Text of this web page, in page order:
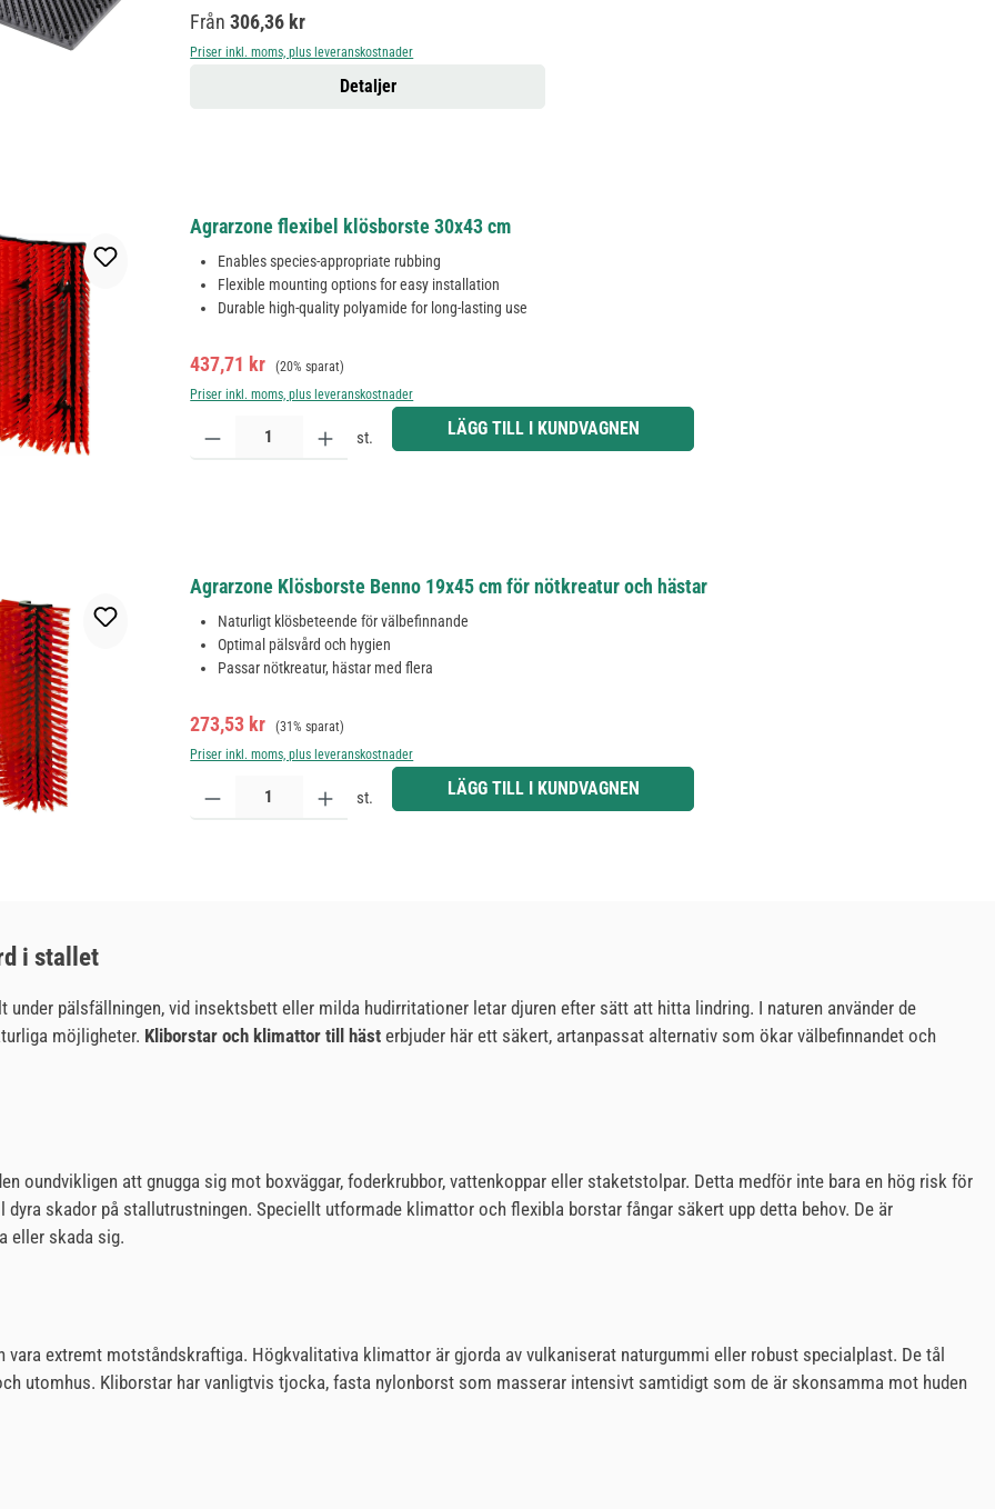
Ordinarie pris:
Från306,36 kr
Priser inkl. moms, plus leveranskostnader
Detaljer
Agrarzone flexibel klösborste 30x43 cm
Enables species-appropriate rubbing
Flexible mounting options for easy installation
Durable high-quality polyamide for long-lasting use
Försäljningspris:
437,71 kr Ordinarie pris:
(20% sparat)
Priser inkl. moms, plus leveranskostnader
Produktkvantitet: Ange önskat belopp eller använd knapparna för att öka eller minska kvantiteten.
st. LÄGG TILL I KUNDVAGNEN
Agrarzone Klösborste Benno 19x45 cm för nötkreatur och hästar
Naturligt klösbeteende för välbefinnande
Optimal pälsvård och hygien
Passar nötkreatur, hästar med flera
Försäljningspris:
273,53 kr Ordinarie pris:
(31% sparat)
Priser inkl. moms, plus leveranskostnader
Produktkvantitet: Ange önskat belopp eller använd knapparna för att öka eller minska kvantiteten.
st. LÄGG TILL I KUNDVAGNEN
i stallet
pälsfällningen, vid insektsbett eller milda hudirritationer letar djuren efter sätt att hitta lindring. I naturen använder de
möjligheter. Kliborstar och klimattor till häst erbjuder här ett säkert, artanpassat alternativ som ökar välbefinnandet och
oundvikligen att gnugga sig mot boxväggar, foderkrubbor, vattenkoppar eller staketstolpar. Detta medför inte bara en hög risk för
skador på stallutrustningen. Speciellt utformade klimattor och flexibla borstar fångar säkert upp detta behov. De är
eller skada sig.
extremt motståndskraftiga. Högkvalitativa klimattor är gjorda av vulkaniserat naturgummi eller robust specialplast. De tål
utomhus. Kliborstar har vanligtvis tjocka, fasta nylonborst som masserar intensivt samtidigt som de är skonsamma mot huden